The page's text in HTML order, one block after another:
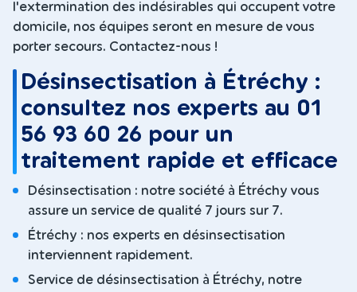
l'extermination des indésirables qui occupent votre
domicile, nos équipes seront en mesure de vous
porter secours. Contactez-nous !
Désinsectisation à Étréchy :
consultez nos experts au 01
56 93 60 26 pour un
traitement rapide et efficace
Désinsectisation : notre société à Étréchy vous
assure un service de qualité 7 jours sur 7.
Étréchy : nos experts en désinsectisation
interviennent rapidement.
Service de désinsectisation à Étréchy, notre